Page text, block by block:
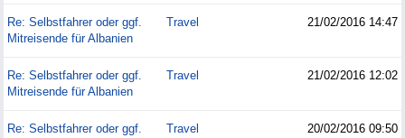
Re: Selbstfahrer oder ggf.
Mitreisende für Albanien
Travel 21/02/2016 14:47
Re: Selbstfahrer oder ggf.
Mitreisende für Albanien
Travel 21/02/2016 12:02
Re: Selbstfahrer oder ggf.
Travel 20/02/2016 09:50